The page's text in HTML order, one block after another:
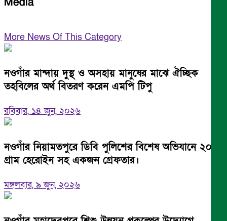
More News Of This Category
নওগাঁর মান্দায় দুস্থ ও অসহায় মানুষের মাঝে ঐচ্ছিক
তহবিলের অর্থ বিতরণ করেন এমপি টিপু
রবিবার, ১৪ জুন, ২০২৬
নওগাঁর নিয়ামতপুরে ডিবি পুলিশের বিশেষ অভিযানে ২০
গ্রাম হেরোইন সহ একজন গ্রেফতার।
মঙ্গলবার, ৯ জুন, ২০২৬